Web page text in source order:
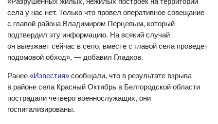
села у нас нет. Только что провел оперативное совещание
с главой района Владимиром Перцевым, который
подтвердил эту информацию. На всякий случай
он выезжает сейчас в село, вместе с главой села проведет
подомовой обход», — добавил Гладков.
Ранее «Известия» сообщали, что в результате взрыва
в районе села Красный Октябрь в Белгородской области
пострадали четверо военнослужащих, они
госпитализированы.